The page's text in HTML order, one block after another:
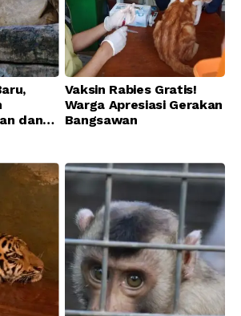
dan
Vaksin Rabies Gratis!
Warga Apresiasi Gerakan
Bangsawan